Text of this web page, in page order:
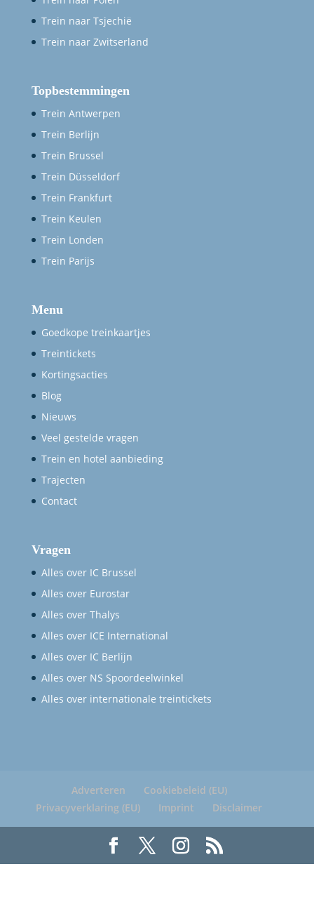
Trein naar Tsjechië
Trein naar Zwitserland
Topbestemmingen
Trein Antwerpen
Trein Berlijn
Trein Brussel
Trein Düsseldorf
Trein Frankfurt
Trein Keulen
Trein Londen
Trein Parijs
Menu
Goedkope treinkaartjes
Treintickets
Kortingsacties
Blog
Nieuws
Veel gestelde vragen
Trein en hotel aanbieding
Trajecten
Contact
Vragen
Alles over IC Brussel
Alles over Eurostar
Alles over Thalys
Alles over ICE International
Alles over IC Berlijn
Alles over NS Spoordeelwinkel
Alles over internationale treintickets
Adverteren
Cookiebeleid (EU)
Privacyverklaring (EU)
Imprint Disclaimer